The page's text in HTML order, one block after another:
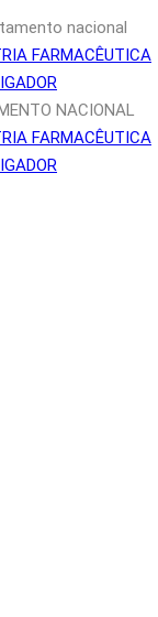
nacional
FARMACÊUTICA
NACIONAL
FARMACÊUTICA